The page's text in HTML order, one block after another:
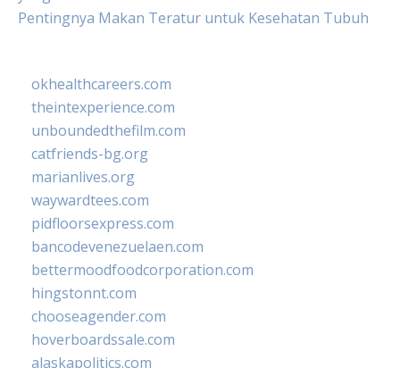
Pentingnya Makan Teratur untuk Kesehatan Tubuh
okhealthcareers.com
theintexperience.com
unboundedthefilm.com
catfriends-bg.org
marianlives.org
waywardtees.com
pidfloorsexpress.com
bancodevenezuelaen.com
bettermoodfoodcorporation.com
hingstonnt.com
chooseagender.com
hoverboardssale.com
alaskapolitics.com